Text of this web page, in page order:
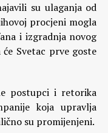
su ulaganja od
procjeni mogla
i izgradnja novog
Svetac prve goste
postupci i retorika
koja upravlja
su promijenjeni.